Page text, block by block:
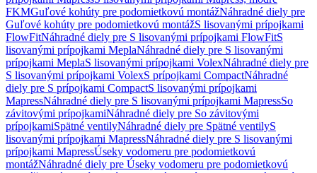
FKMGuľové kohúty pre podomietkovú montážNáhradné diely pre
Guľové kohúty pre podomietkovú montážS lisovanými prípojkami
FlowFitNáhradné diely pre S lisovanými prípojkami FlowFitS
lisovanými prípojkami MeplaNáhradné diely pre S lisovanými
prípojkami MeplaS lisovanými prípojkami VolexNáhradné diely pre
S lisovanými prípojkami VolexS prípojkami CompactNáhradné
diely pre S prípojkami CompactS lisovanými prípojkami
MapressNáhradné diely pre S lisovanými prípojkami MapressSo
závitovými prípojkamiNáhradné diely pre So závitovými
prípojkamiSpätné ventilyNáhradné diely pre Spätné ventilyS
lisovanými prípojkami MapressNáhradné diely pre S lisovanými
prípojkami MapressÚseky vodomeru pre podomietkovú
montážNáhradné diely pre Úseky vodomeru pre podomietkovú